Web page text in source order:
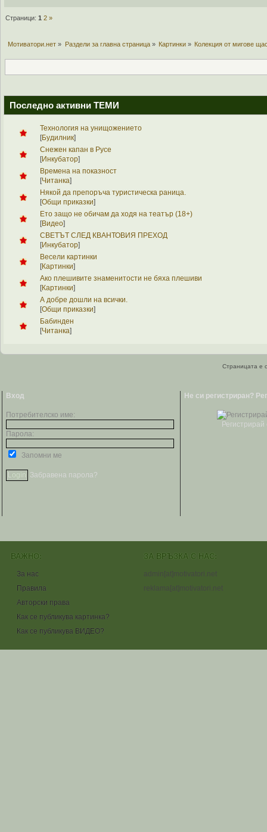
Страници:1 2 »
Мотиватори.нет » Раздели за главна страница» Картинки» Колекция от мигове
Последно активни ТЕМИ
Технология на унищожението
[Будилник]
Снежен капан в Русе
[Инкубатор]
Времена на показност
[Читанка]
Някой да препоръча туристическа раница.
[Общи приказки]
Ето защо не обичам да ходя на театър (18+)
[Видео]
СВЕТЪТ СЛЕД КВАНТОВИЯ ПРЕХОД
[Инкубатор]
Весели картинки
[Картинки]
Ако плешивите знаменитости не бяха плешиви
[Картинки]
А добре дошли на всички.
[Общи приказки]
Бабинден
[Читанка]
Страницата е
Вход
Потребителско име:
Парола:
Запомни ме
Забравена парола?
Не си регистриран?
Регистрирай
ВАЖНО:
За нас
Правила
Авторски права
Как се публикува картинка?
Как се публикува ВИДЕО?
ЗА ВРЪЗКА С НАС:
admin[at]motivatori.net
reklama[at]motivatori.net